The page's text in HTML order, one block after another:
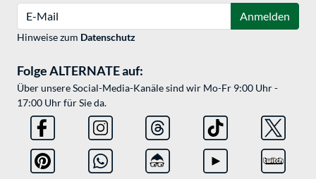
Anmelden
Hinweise zum Datenschutz
Folge ALTERNATE auf:
Über unsere Social-Media-Kanäle sind wir Mo-Fr 9:00 Uhr -
17:00 Uhr für Sie da.